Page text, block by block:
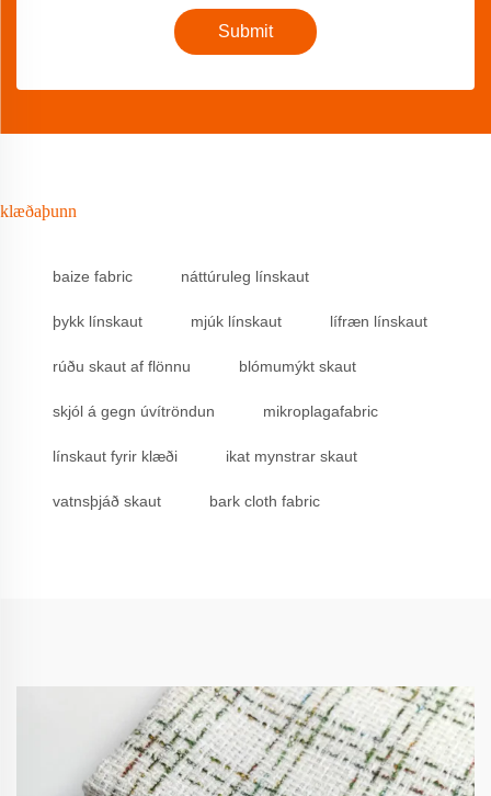
Submit
klæðaþunn
baize fabric náttúruleg línskaut
þykk línskaut mjúk línskaut lífræn línskaut
rúðu skaut af flönnu blómumýkt skaut
skjól á gegn úvítröndun mikroplagafabric
línskaut fyrir klæði ikat mynstrar skaut
vatnsþjáð skaut bark cloth fabric